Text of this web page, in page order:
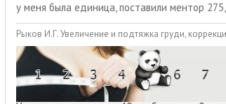
у меня была единица, поставили ментор
Рыков И.Г. Увеличение и подтяжка груди,